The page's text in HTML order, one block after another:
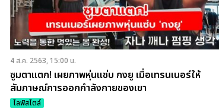
4 ส.ค. 2563, 15:00 น.
ซูมตาแตก! เผยภาพหุ่นแซ่บ กงยู เมื่อเทรนเนอร์ให้
สัมภาษณ์การออกกำลังกายของเขา
ไลฟ์สไตล์